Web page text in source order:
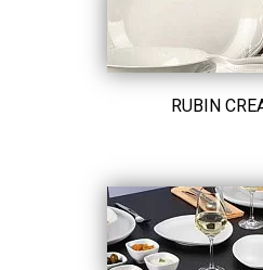
RUBIN